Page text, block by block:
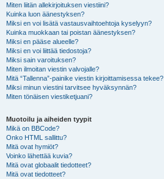
Miten liitän allekirjoituksen viestiini?
Kuinka luon äänestyksen?
Miksi en voi lisätä vastausvaihtoehtoja kyselyyn?
Kuinka muokkaan tai poistan äänestyksen?
Miksi en pääse alueelle?
Miksi en voi liittää tiedostoja?
Miksi sain varoituksen?
Miten ilmoitan viestin valvojalle?
Mitä “Tallenna”-painike viestin kirjoittamisessa tekee?
Miksi minun viestini tarvitsee hyväksynnän?
Miten tönäisen viestiketjuani?
Muotoilu ja aiheiden tyypit
Mikä on BBCode?
Onko HTML sallittu?
Mitä ovat hymiöt?
Voinko lähettää kuvia?
Mitä ovat globaalit tiedotteet?
Mitä ovat tiedotteet?